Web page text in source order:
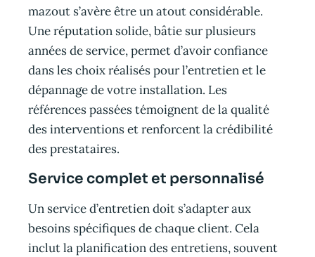
mazout s’avère être un atout considérable.
Une réputation solide, bâtie sur plusieurs
années de service, permet d’avoir confiance
dans les choix réalisés pour l’entretien et le
dépannage de votre installation. Les
références passées témoignent de la qualité
des interventions et renforcent la crédibilité
des prestataires.
Service complet et personnalisé
Un service d’entretien doit s’adapter aux
besoins spécifiques de chaque client. Cela
inclut la planification des entretiens, souvent